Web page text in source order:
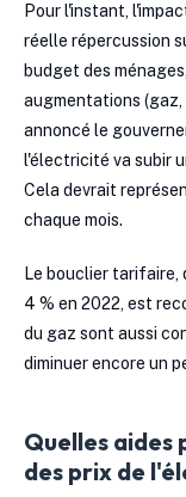
Pour l'instant,
réelle répercussion
budget des
augmentations (gaz,
annoncé le
l'électricité va subir
Cela devrait
chaque mois.
Le bouclier tarifaire,
4 % en 2022, est
du gaz sont aussi
diminuer encore un
Quelles
des prix de